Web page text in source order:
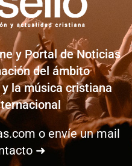
y Portal de Noticias
del ámbito
la música cristiana
o envíe un mail
➜